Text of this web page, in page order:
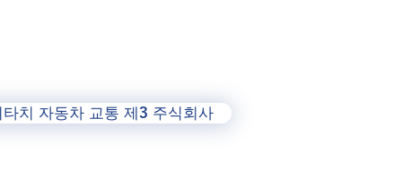
타치 자동차 교통 제3 주식회사